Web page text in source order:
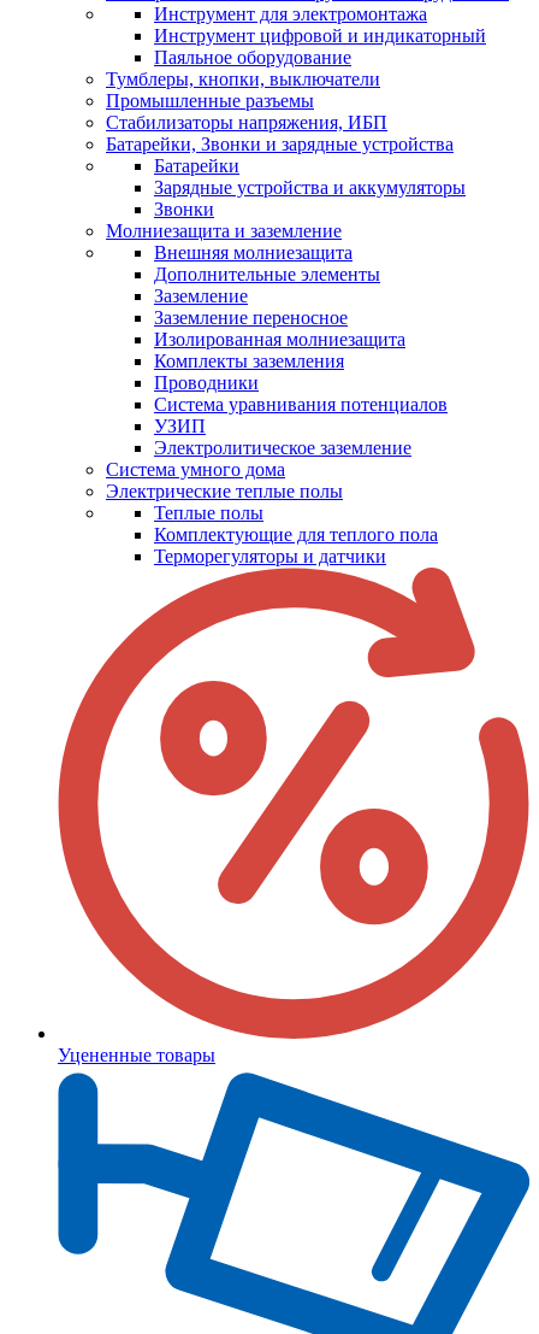
Инструмент для электромонтажа
Инструмент цифровой и индикаторный
Паяльное оборудование
Тумблеры, кнопки, выключатели
Промышленные разъемы
Стабилизаторы напряжения, ИБП
Батарейки, Звонки и зарядные устройства
Батарейки
Зарядные устройства и аккумуляторы
Звонки
Молниезащита и заземление
Внешняя молниезащита
Дополнительные элементы
Заземление
Заземление переносное
Изолированная молниезащита
Комплекты заземления
Проводники
Система уравнивания потенциалов
УЗИП
Электролитическое заземление
Система умного дома
Электрические теплые полы
Теплые полы
Комплектующие для теплого пола
Терморегуляторы и датчики
Уцененные товары